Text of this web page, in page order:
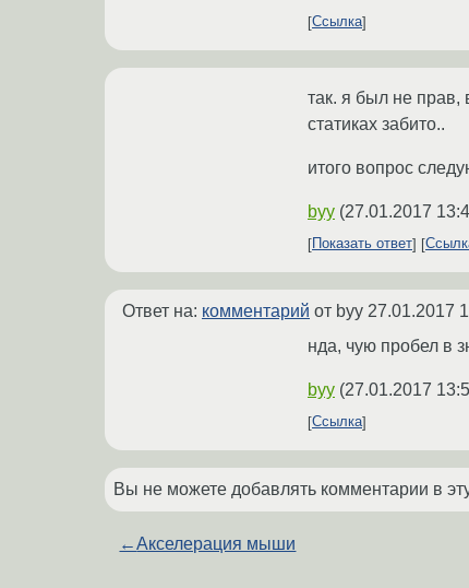
Ссылка
так. я был не прав,
статиках забито..
итого вопрос
byy (27.01.2017
Показать ответ
Ответ на: комментарий от byy 27.01.2017
нда, чую пробел в
byy (27.01.2017
Ссылка
Вы не можете добавлять комментарии в
←Акселерация мыши